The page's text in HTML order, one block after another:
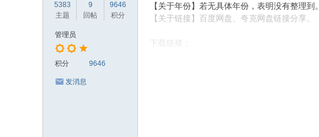
5383
主题
9
回帖
9646
积分
管理员
积分 9646
发消息
【关于年份】若无具体年份，表明没有整理到。
【关于链接】百度网盘、夸克网盘链接分享。
下载链接：